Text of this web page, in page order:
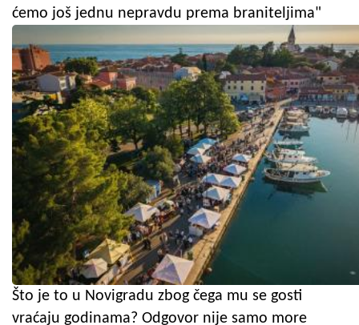
ćemo još jednu nepravdu prema braniteljima"
Što je to u Novigradu zbog čega mu se gosti
vraćaju godinama? Odgovor nije samo more